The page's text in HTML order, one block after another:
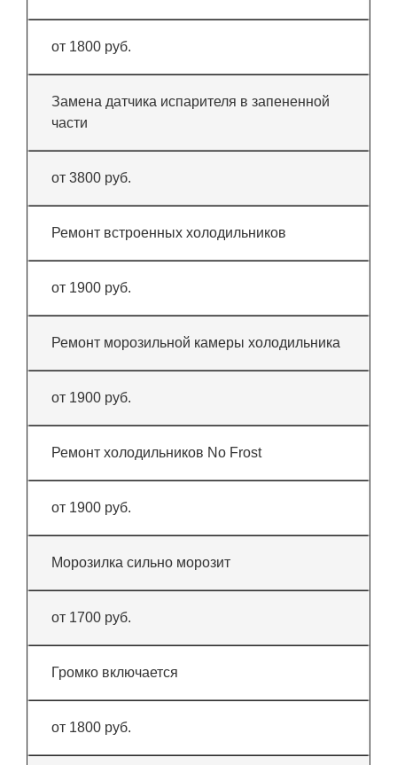
от 1800 руб.
Замена датчика испарителя в запененной
части
от 3800 руб.
Ремонт встроенных холодильников
от 1900 руб.
Ремонт морозильной камеры холодильника
от 1900 руб.
Ремонт холодильников No Frost
от 1900 руб.
Морозилка сильно морозит
от 1700 руб.
Громко включается
от 1800 руб.